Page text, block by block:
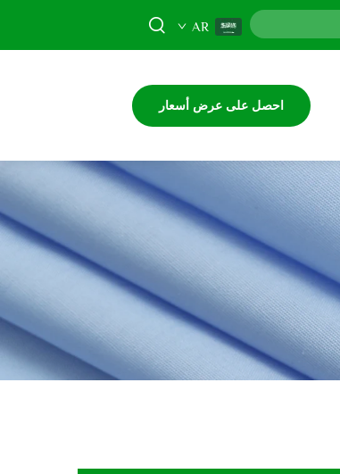
AR
احصل على عرض أسعار